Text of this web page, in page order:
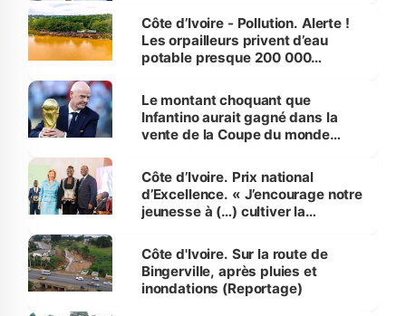
Côte d’Ivoire - Pollution. Alerte !
Les orpailleurs privent d’eau
potable presque 200 000
Le montant choquant que
Infantino aurait gagné dans la
vente de la Coupe du monde
Côte d’Ivoire. Prix national
d’Excellence. « J’encourage notre
jeunesse à (…) cultiver la
(Alassane Ouattara
Côte d'Ivoire. Sur la route de
Bingerville, après pluies et
inondations (Reportage)